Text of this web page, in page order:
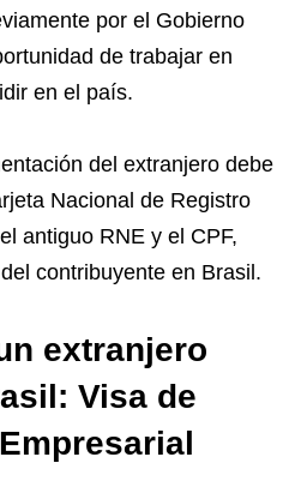
por el Gobierno
de trabajar en
en el país.
del extranjero debe
Nacional de Registro
antiguo RNE y el CPF,
contribuyente en Brasil.
extranjero
Visa de